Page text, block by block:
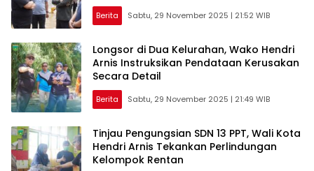
Berita Sabtu, 29 November 2025 | 21:52 WIB
Longsor di Dua Kelurahan, Wako Hendri
Arnis Instruksikan Pendataan Kerusakan
Secara Detail
Berita Sabtu, 29 November 2025 | 21:49 WIB
Tinjau Pengungsian SDN 13 PPT, Wali Kota
Hendri Arnis Tekankan Perlindungan
Kelompok Rentan